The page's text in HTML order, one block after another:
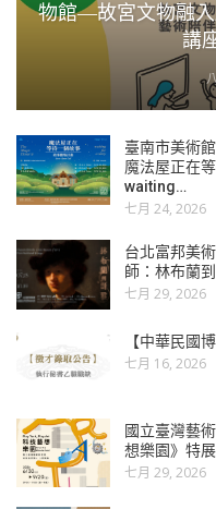
物館―故宮文物融
講
臺南市美術
魔法屋正在
waiting…
七月 24, 2026
台北富邦美
師：林布蘭
七月 29, 2026
【中華民國
七月 16, 2026
國立臺灣藝
想樂園》特展
七月 29, 2026